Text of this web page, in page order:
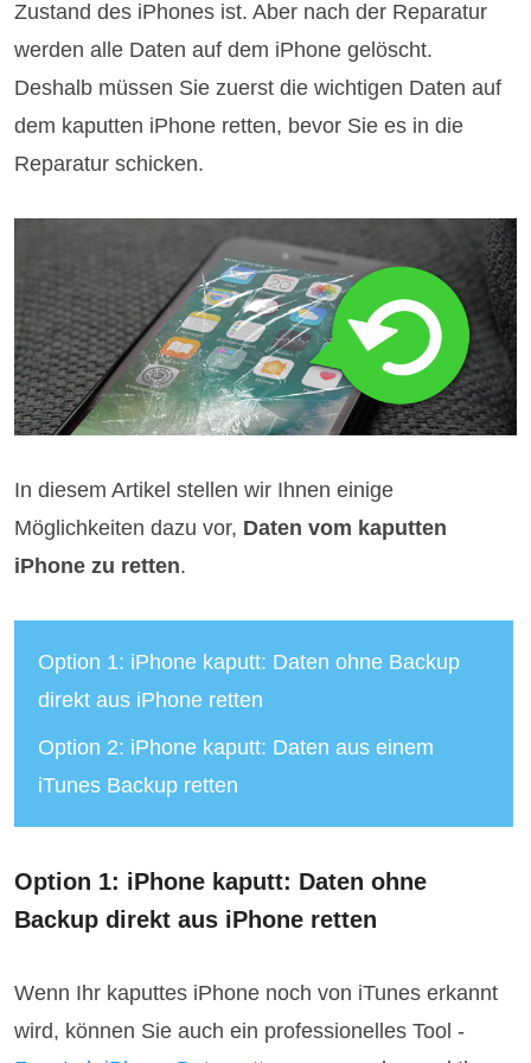
Zustand des iPhones ist. Aber nach der Reparatur
werden alle Daten auf dem iPhone gelöscht.
Deshalb müssen Sie zuerst die wichtigen Daten auf
dem kaputten iPhone retten, bevor Sie es in die
Reparatur schicken.
In diesem Artikel stellen wir Ihnen einige
Möglichkeiten dazu vor, Daten vom kaputten
iPhone zu retten.
Option 1: iPhone kaputt: Daten ohne Backup
direkt aus iPhone retten
Option 2: iPhone kaputt: Daten aus einem
iTunes Backup retten
Option 1: iPhone kaputt: Daten ohne
Backup direkt aus iPhone retten
Wenn Ihr kaputtes iPhone noch von iTunes erkannt
wird, können Sie auch ein professionelles Tool -